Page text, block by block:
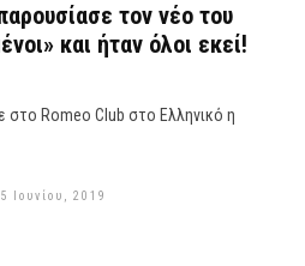
τον νέο του
και ήταν όλοι εκεί!
στο Romeo Club στο Ελληνικό η
Ιουνίου, 2019